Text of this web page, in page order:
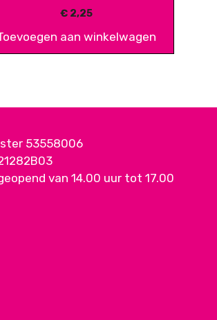
€ 2,25
aan winkelwagen
53558006
van 14.00 uur tot 17.00